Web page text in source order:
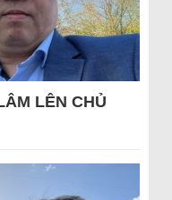
LÊN CHỦ